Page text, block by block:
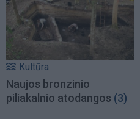
Kultūra
Naujos bronzinio
piliakalnio atodangos (3)